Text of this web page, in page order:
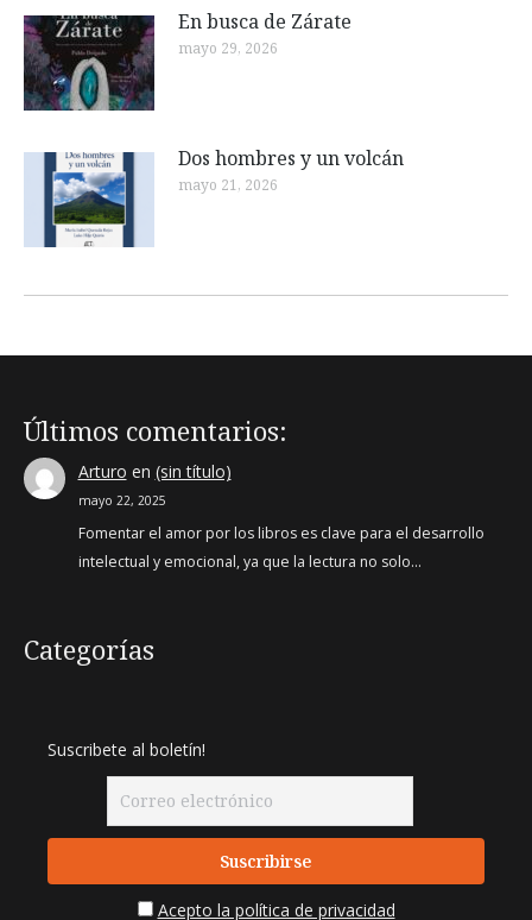
En busca de Zárate
mayo 29, 2026
Dos hombres y un volcán
mayo 21, 2026
Últimos comentarios:
Arturo en (sin título)
mayo 22, 2025
Fomentar el amor por los libros es clave para el desarrollo
intelectual y emocional, ya que la lectura no solo…
Categorías
Suscribete al boletín!
Acepto la política de privacidad